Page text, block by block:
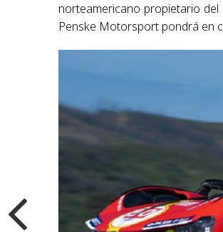
norteamericano propietario
Penske Motorsport pondrá en